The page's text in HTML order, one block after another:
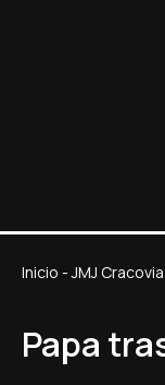
Inicio -JMJ
Papa